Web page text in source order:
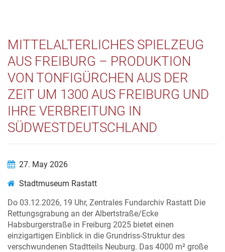
MITTELALTERLICHES SPIELZEUG
AUS FREIBURG – PRODUKTION
VON TONFIGÜRCHEN AUS DER
ZEIT UM 1300 AUS FREIBURG UND
IHRE VERBREITUNG IN
SÜDWESTDEUTSCHLAND
27. May 2026
Stadtmuseum Rastatt
Do 03.12.2026, 19 Uhr, Zentrales Fundarchiv Rastatt Die
Rettungsgrabung an der Albertstraße/Ecke
Habsburgerstraße in Freiburg 2025 bietet einen
einzigartigen Einblick in die Grundriss-Struktur des
verschwundenen Stadtteils Neuburg. Das 4000 m² große